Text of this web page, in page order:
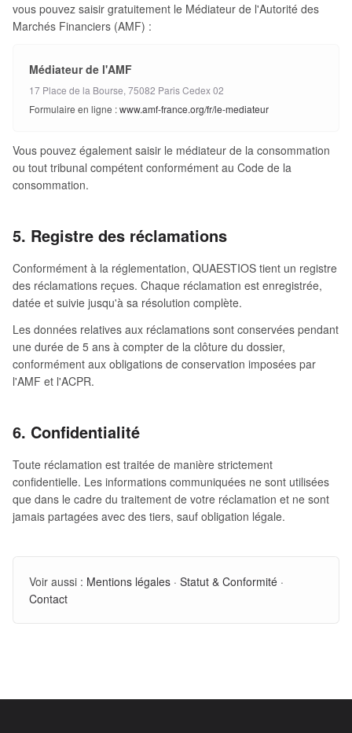
vous pouvez saisir gratuitement le Médiateur de l'Autorité des
Marchés Financiers (AMF) :
Médiateur de l'AMF
17 Place de la Bourse, 75082 Paris Cedex 02
Formulaire en ligne :www.amf-france.org/fr/le-mediateur
Vous pouvez également saisir le médiateur de la consommation
ou tout tribunal compétent conformément au Code de la
consommation.
5. Registre des réclamations
Conformément à la réglementation, QUAESTIOS tient un registre
des réclamations reçues. Chaque réclamation est enregistrée,
datée et suivie jusqu'à sa résolution complète.
Les données relatives aux réclamations sont conservées pendant
une durée de 5 ans à compter de la clôture du dossier,
conformément aux obligations de conservation imposées par
l'AMF et l'ACPR.
6. Confidentialité
Toute réclamation est traitée de manière strictement
confidentielle. Les informations communiquées ne sont utilisées
que dans le cadre du traitement de votre réclamation et ne sont
jamais partagées avec des tiers, sauf obligation légale.
Voir aussi : Mentions légales · Statut & Conformité ·
Contact